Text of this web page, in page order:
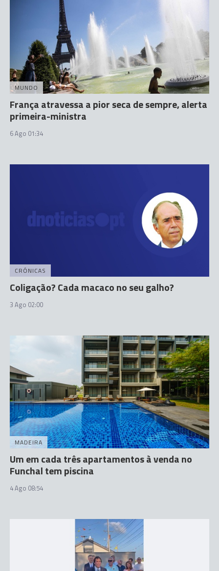
MUNDO
França atravessa a pior seca de sempre, alerta
primeira-ministra
6 Ago 01:34
CRÓNICAS
Coligação? Cada macaco no seu galho?
3 Ago 02:00
MADEIRA
Um em cada três apartamentos à venda no
Funchal tem piscina
4 Ago 08:54